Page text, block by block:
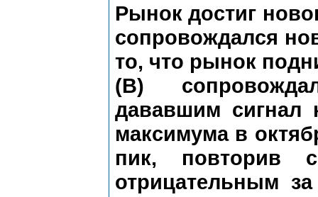
Рынок достиг
сопровождался
то, что рынок
(В)
дававшим сигнал
максимума в
пик, повторив
отрицательным